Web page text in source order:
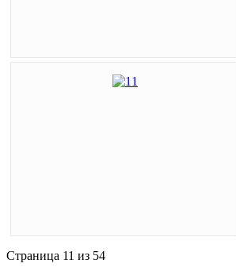
Страница 11 из 54